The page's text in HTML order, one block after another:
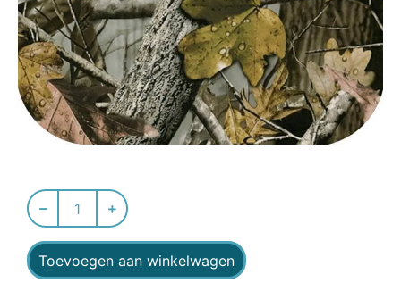
Toevoegen aan winkelwagen